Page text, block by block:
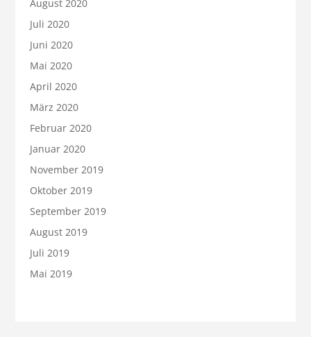
August 2020
Juli 2020
Juni 2020
Mai 2020
April 2020
März 2020
Februar 2020
Januar 2020
November 2019
Oktober 2019
September 2019
August 2019
Juli 2019
Mai 2019